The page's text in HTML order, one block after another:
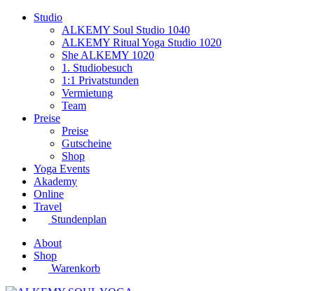
Studio
ALKEMY Soul Studio 1040
ALKEMY Ritual Yoga Studio 1020
She ALKEMY 1020
1. Studiobesuch
1:1 Privatstunden
Vermietung
Team
Preise
Preise
Gutscheine
Shop
Yoga Events
Akademy
Online
Travel
Stundenplan
About
Shop
Warenkorb